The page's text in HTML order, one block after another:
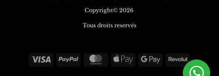
Copyright© 2026
Tous droits reservés
Visa PayPal MasterCardApple
Google
Revolut